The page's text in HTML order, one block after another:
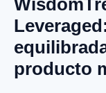
producto